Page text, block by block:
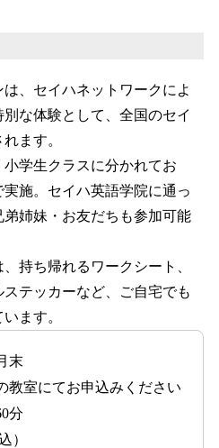
、セイハネットワークによ
な体験として、全国のセイ
ます。
学生クラスに分かれてお
施。セイハ英語学院に通っ
姉妹・お友だちも参加可能
持ち帰れるワークシート、
テッカーなど、ご自宅でも
ます。
末
教室にてお申込みください
分
）